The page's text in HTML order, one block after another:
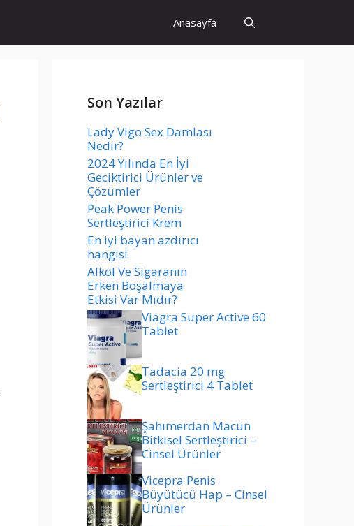
Anasayfa
Son Yazılar
Lady Vigo Sex Damlası
Nedir?
2024 Yılında En İyi
Geciktirici Ürünler ve
Çözümler
Peak Power Penis
Sertleştirici Krem
En iyi bayan azdırıcı
hangisi
Alkol Ve Sigaranın
Erken Boşalmaya
Etkisi Var Mıdır?
Viagra Super Active 60
Tablet
Tadacia 20 mg
Sertleştirici 4 Tablet
Şahımerdan Macun
Bitkisel Sertleştirici –
Cinsel Ürünler
Vicepra Penis
Büyütücü Hap – Cinsel
Ürünler